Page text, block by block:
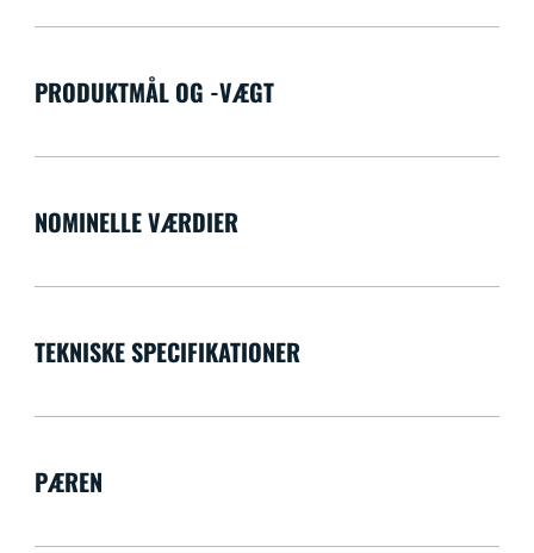
PRODUKTMÅL OG -VÆGT
NOMINELLE VÆRDIER
TEKNISKE SPECIFIKATIONER
PÆREN